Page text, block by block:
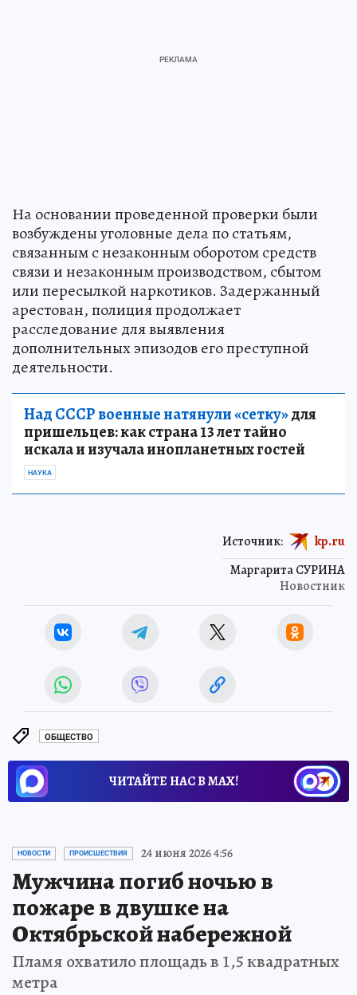
На основании проведенной проверки были
возбуждены уголовные дела по статьям,
связанным с незаконным оборотом средств
связи и незаконным производством, сбытом
или пересылкой наркотиков. Задержанный
арестован, полиция продолжает
расследование для выявления
дополнительных эпизодов его преступной
деятельности.
Над СССР военные натянули «сетку»для
пришельцев: как страна 13 лет тайно
искала и изучала инопланетных гостей
НАУКА
Маргарита СУРИНА
Новостник
Источник: kp.ru
ОБЩЕСТВО
ЧИТАЙТЕ НАС В МАХ!
НОВОСТИ ПРОИСШЕСТВИЯ 24 июня 2026 4:56
Мужчина погиб ночью в
пожаре в двушке на
Октябрьской набережной
Пламя охватило площадь в 1,5 квадратных
метра